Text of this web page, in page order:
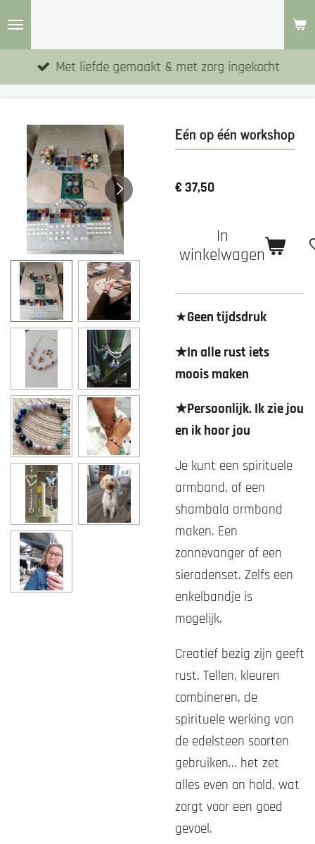
Ga
de
Met liefde gemaakt & met zorg ingekocht
Eén op één workshop
€ 37,50
In
winkelwagen
★Geen tijdsdruk
★In alle rust iets
moois maken
★Persoonlijk. Ik zie jou
en ik hoor jou
Je kunt een spirituele
armband, of een
shambala armband
maken. Een
zonnevanger of een
sieradenset. Zelfs een
enkelbandje is
mogelijk.
Creatief bezig zijn geeft
rust. Tellen, kleuren
combineren, de
spirituele werking van
de edelsteen soorten
gebruiken... het zet
alles even on hold, wat
zorgt voor een goed
gevoel.